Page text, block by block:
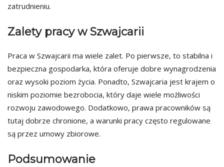
zatrudnieniu.
Zalety pracy w Szwajcarii
Praca w Szwajcarii ma wiele zalet. Po pierwsze, to stabilna i
bezpieczna gospodarka, która oferuje dobre wynagrodzenia
oraz wysoki poziom życia. Ponadto, Szwajcaria jest krajem o
niskim poziomie bezrobocia, który daje wiele możliwości
rozwoju zawodowego. Dodatkowo, prawa pracowników są
tutaj dobrze chronione, a warunki pracy często regulowane
są przez umowy zbiorowe.
Podsumowanie